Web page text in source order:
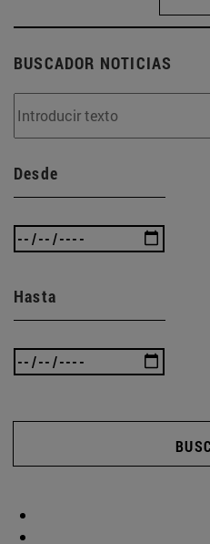
BUSCADOR NOTICIAS
Desde
Hasta